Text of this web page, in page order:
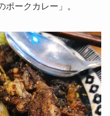
ークカレー」。